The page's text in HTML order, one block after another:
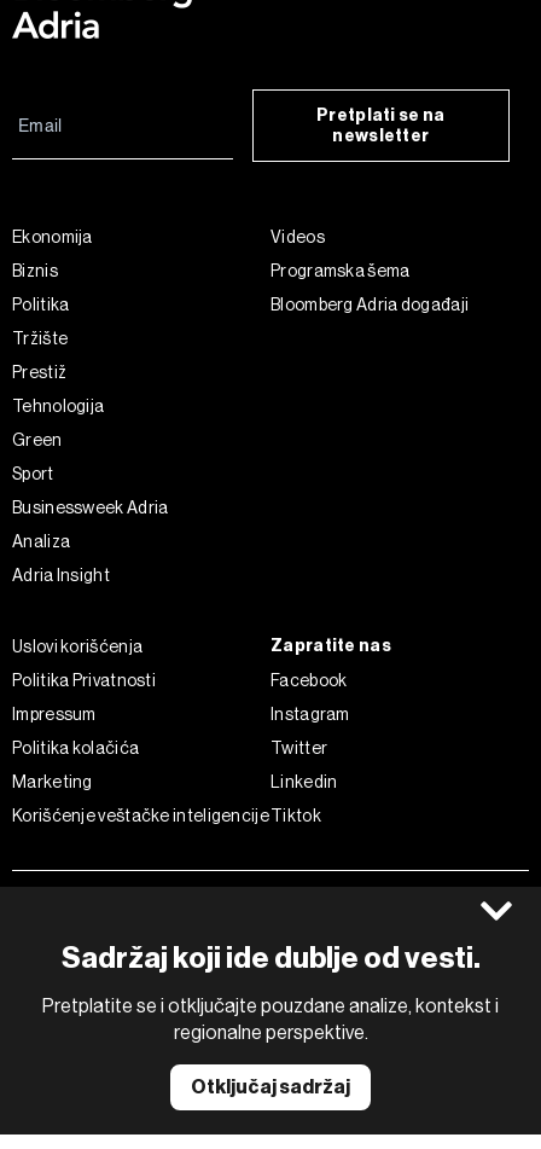
Sadržaj koji ide dublje od vesti.
Pretplatite se i otključajte pouzdane analize, kontekst i
regionalne perspektive.
Otključaj sadržaj
Pretplati se na
newsletter
Ekonomija
Biznis
Politika
Tržište
Prestiž
Tehnologija
Green
Sport
Businessweek Adria
Analiza
Adria Insight
Videos
Programska šema
Bloomberg Adria događaji
Uslovi korišćenja
Politika Privatnosti
Impressum
Politika kolačića
Marketing
Korišćenje veštačke inteligencije
Zapratite nas
Facebook
Instagram
Twitter
Linkedin
Tiktok
©2022 - 2026 Bloomberg L.P. All Rights Reserved. BLOOMBERG and
the BLOOMBERG logo are registered trademarks and service marks of
Bloomberg Adria is a Mtel Swiss SA Property
News CMS by Cubes